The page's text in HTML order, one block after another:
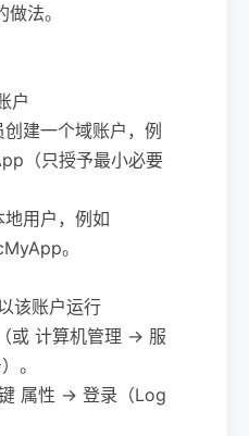
法。
户
建一个域账户，例
（只授予最小必要
用户，例如
。
该账户运行
或 计算机管理 -> 服
。
属性 -> 登录（Log